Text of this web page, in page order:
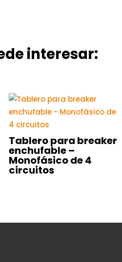
interesar:
Tablero para breaker
enchufable –
Monofásico de 4
circuitos